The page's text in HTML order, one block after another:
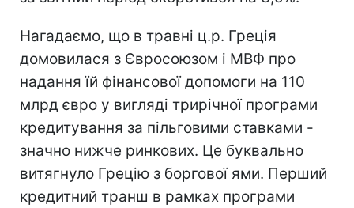
Нагадаємо, що в травні ц.р. Греція
домовилася з Євросоюзом і МВФ про
надання їй фінансової допомоги на 110
млрд євро у вигляді трирічної програми
кредитування за пільговими ставками -
значно нижче ринкових. Це буквально
витягнуло Грецію з боргової ями. Перший
кредитний транш в рамках програми